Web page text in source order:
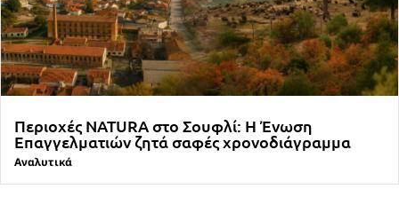
Περιοχές NATURA στο Σουφλί: Η Ένωση
Επαγγελματιών ζητά σαφές χρονοδιάγραμμα
Αναλυτικά